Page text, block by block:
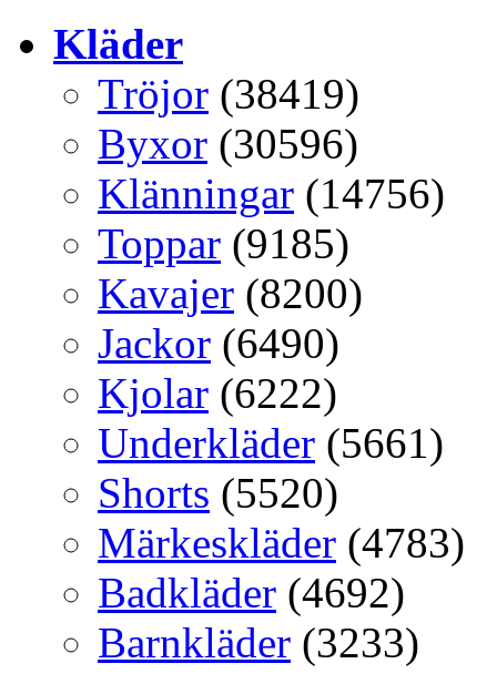
Kläder
Tröjor (38419)
Byxor (30596)
Klänningar (14756)
Toppar (9185)
Kavajer (8200)
Jackor (6490)
Kjolar (6222)
Underkläder (5661)
Shorts (5520)
Märkeskläder (4783)
Badkläder (4692)
Barnkläder (3233)